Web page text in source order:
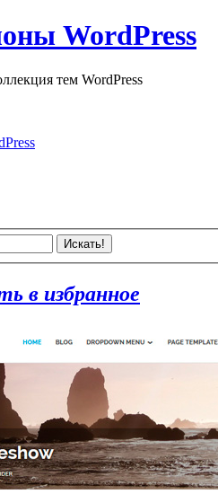
WordPress
тем WordPress
Искать!